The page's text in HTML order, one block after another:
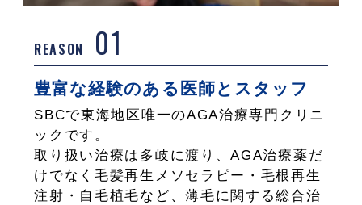
REASON 01
豊富な経験のある医師とスタッフ
SBCで東海地区唯一のAGA治療専門クリニ
ックです。
取り扱い治療は多岐に渡り、AGA治療薬だ
けでなく毛髪再生メソセラピー・毛根再生
注射・自毛植毛など、薄毛に関する総合治